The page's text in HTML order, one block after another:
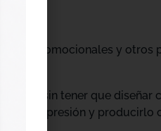
promocionales y otros
sin tener que diseñar
de impresión y producirlo